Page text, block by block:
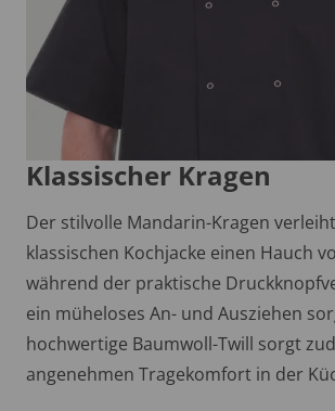
Klassischer Kragen
Der stilvolle Mandarin-Kragen
klassischen Kochjacke einen Hauch
während der praktische
ein müheloses An- und Ausziehen
hochwertige Baumwoll-Twill sorgt
angenehmen Tragekomfort in der